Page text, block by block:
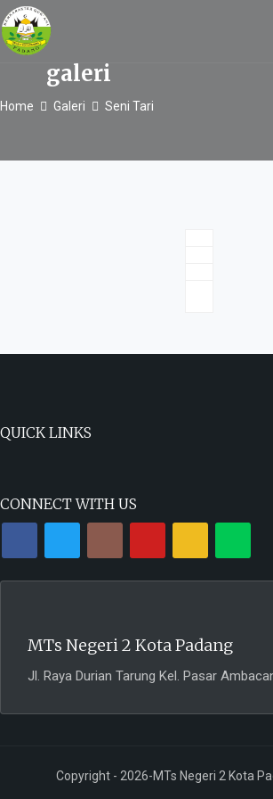
galeri
Home Galeri Seni Tari
QUICK LINKS
CONNECT WITH US
MTs Negeri 2 Kota Padang
Jl. Raya Durian Tarung Kel. Pasar
Copyright - 2026-MTs Negeri 2 Kota